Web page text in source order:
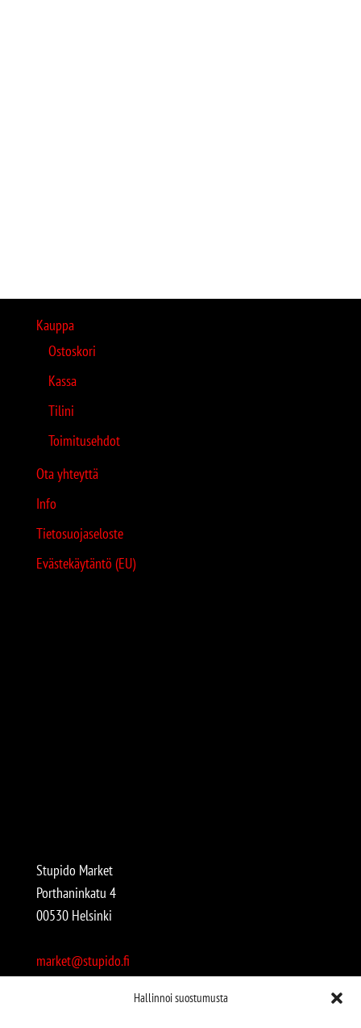
Hallinnoi suostumusta
Kauppa
Ostoskori
Kassa
Tilini
Toimitusehdot
Ota yhteyttä
Info
Tietosuojaseloste
Evästekäytäntö (EU)
Stupido Market
Porthaninkatu 4
00530 Helsinki
market@stupido.fi